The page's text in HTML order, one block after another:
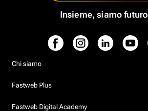
Insieme, siamo futuro
Chi siamo
Fastweb Plus
Fastweb Digital Academy